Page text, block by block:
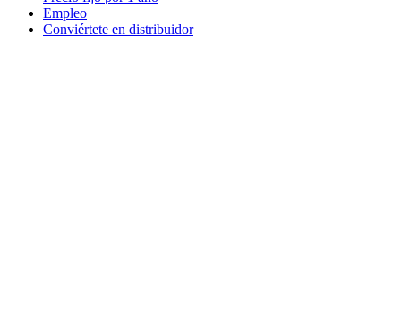
Empleo
Conviértete en distribuidor